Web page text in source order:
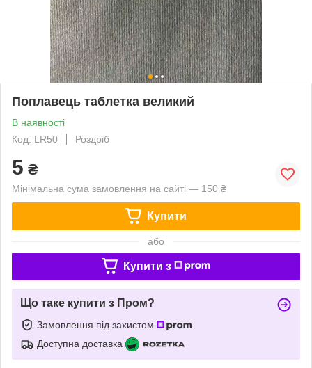
Поплавець таблетка великий
В наявності
Код: LR50
Роздріб
5 ₴
Мінімальна сума замовлення на сайті — 150 ₴
Купити
або
Купити з
Що таке купити з Пром?
Замовлення під захистом
Доступна доставка